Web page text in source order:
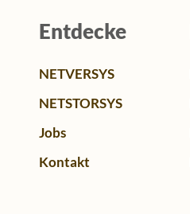
Entdecke
NETVERSYS
NETSTORSYS
Jobs
Kontakt